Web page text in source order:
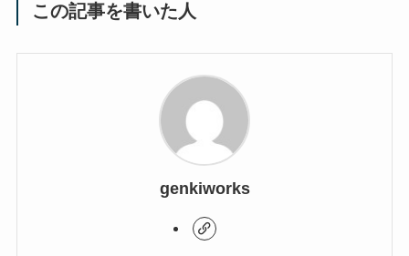
この記事を書いた人
genkiworks